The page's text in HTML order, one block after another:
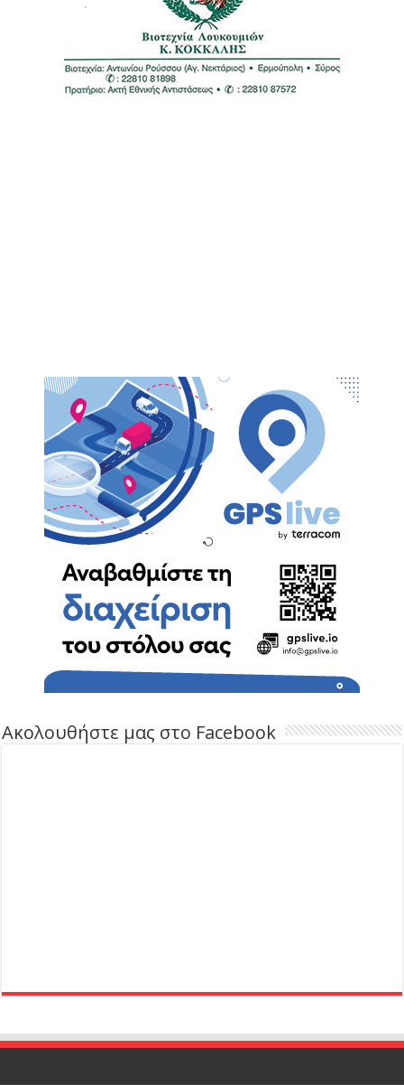
Ακολουθήστε μας στο Facebook